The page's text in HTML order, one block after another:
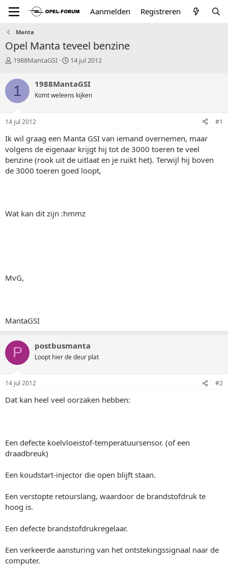
Aanmelden Registreren
Manta
Opel Manta teveel benzine
T
p
c
s
a
t
e
r
1988MantaGSI
S
r
t
a
m
14 jul 2012
1 1988MantaGSI
Komt weleens kijken
14 jul 2012 #1
Ik wil graag een Manta GSI van iemand overnemen, maar
volgens de eigenaar krijgt hij tot de 3000 toeren te veel
benzine (rook uit de uitlaat en je ruikt het). Terwijl hij boven
de 3000 toeren goed loopt,
Wat kan dit zijn :hmmz
MvG,
MantaGSI
P postbusmanta
Loopt hier de deur plat
14 jul 2012 #2
Dat kan heel veel oorzaken hebben:
Een defecte koelvloeistof-temperatuursensor. (of een
draadbreuk)
Een koudstart-injector die open blijft staan.
Een verstopte retourslang, waardoor de brandstofdruk te
hoog is.
Een defecte brandstofdrukregelaar.
Een verkeerde aansturing van het ontstekingssignaal naar de
computer.